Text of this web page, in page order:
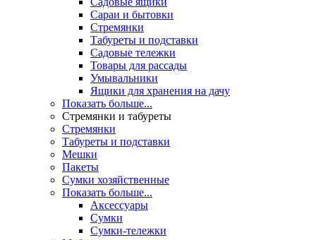
Сараи и бытовки
Стремянки
Табуреты и подставки
Садовые тележки
Товары для рассады
Умывальники
Ящики для хранения на дачу
Показать больше...
Стремянки и табуреты
Стремянки
Табуреты и подставки
Мешки
Пакеты
Сумки хозяйственные
Показать больше...
Аксессуары
Сумки
Сумки-тележки